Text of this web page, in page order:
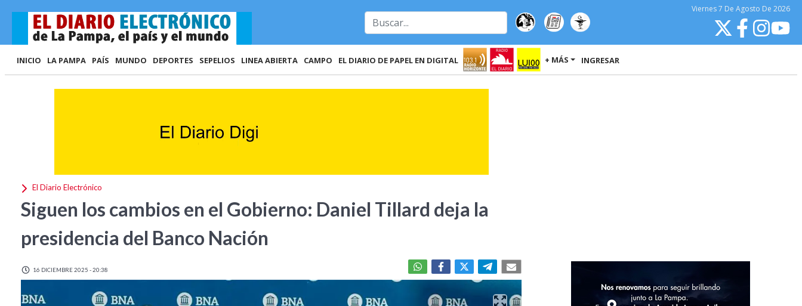
Viernes7 De Agosto De 2026
INICIO LA PAMPA PAÍS MUNDO DEPORTES SEPELIOS LINEA ABIERTA CAMPO EL DIARIO DE PAPEL EN DIGITAL + MÁS INGRESAR
El Diario Electrónico
Siguen los cambios en el Gobierno: Daniel Tillard deja la
presidencia del Banco Nación
16 DICIEMBRE 2025 - 20:38